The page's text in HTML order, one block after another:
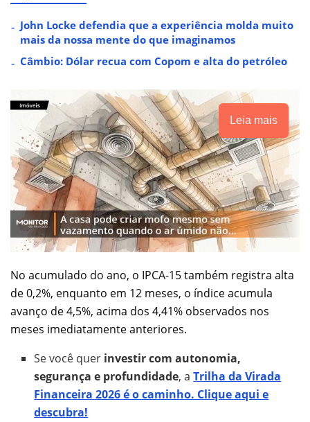
John Locke defendia que a experiência molda muito
mais da nossa mente do que imaginamos
Câmbio: Dólar recua com Copom e alta do petróleo
Leia mais
No acumulado do ano, o IPCA-15 também registra alta
de 0,2%, enquanto em 12 meses, o índice acumula
avanço de 4,5%, acima dos 4,41% observados nos
meses imediatamente anteriores.
Se você quer investir com autonomia,
segurança e profundidade, aTrilha da Virada
Financeira 2026 é o caminho. Clique aqui e
descubra!